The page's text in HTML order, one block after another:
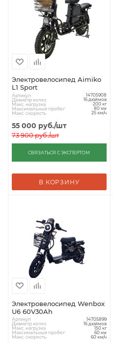
Электровелосипед Aimiko
L1 Sport
Артикул 14705908
Диаметр колес 16 дюймов
Макс. нагрузка 200 кг
Максимальный пробег 80 км
Макс. скорость 25 км/ч
55 000 руб./шт
73 900руб./шт
СВЯЗАТЬСЯ С ЭКСПЕРТОМ
В КОРЗИНУ
Электровелосипед Wenbox
U6 60V30Ah
Артикул 14705899
Диаметр колес 16 дюймов
Макс. нагрузка 150 кг
Максимальный пробег 60 км
Макс. скорость 60 км/ч